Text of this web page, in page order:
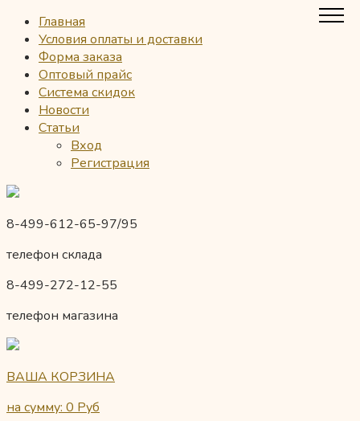
Главная
Условия оплаты и доставки
Форма заказа
Оптовый прайс
Система скидок
Новости
Статьи
Вход
Регистрация
8-499-612-65-97/95
телефон склада
8-499-272-12-55
телефон магазина
ВАША КОРЗИНА
на сумму: 0 Руб